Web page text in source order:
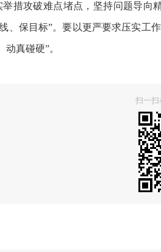
措攻破难点堵点，坚持问题导
、保目标”。要以更严要求压实工
真碰硬”。
扫一扫